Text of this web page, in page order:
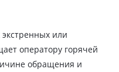
или
оператору горячей
обращения и